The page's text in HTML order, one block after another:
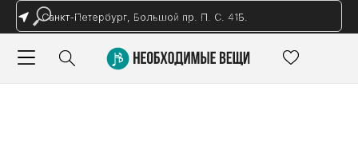
Санкт-Петербург, Большой пр. П. С. 41Б.